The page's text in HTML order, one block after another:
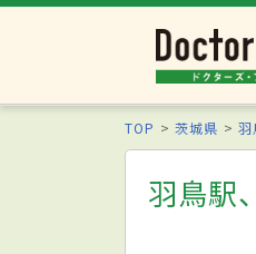
TOP 茨城県 羽
羽鳥駅